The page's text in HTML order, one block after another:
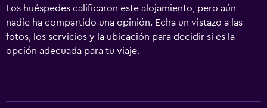
Los huéspedes calificaron este alojamiento, pero aún
nadie ha compartido una opinión. Echa un vistazo a las
fotos, los servicios y la ubicación para decidir si es la
opción adecuada para tu viaje.